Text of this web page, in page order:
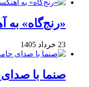
«رنج‌گاه» به
23 خرداد 1405
صنما با